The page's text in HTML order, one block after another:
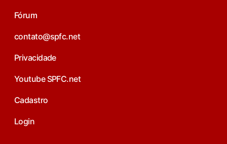
Fórum
contato@spfc.net
Privacidade
Youtube SPFC.net
Cadastro
Login